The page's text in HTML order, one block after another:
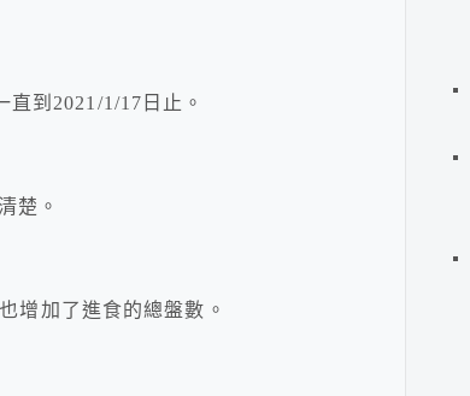
到2021/1/17日止。
楚。
增加了進食的總盤數。